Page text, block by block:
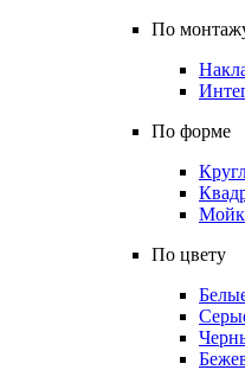
По
По форме
По цвету